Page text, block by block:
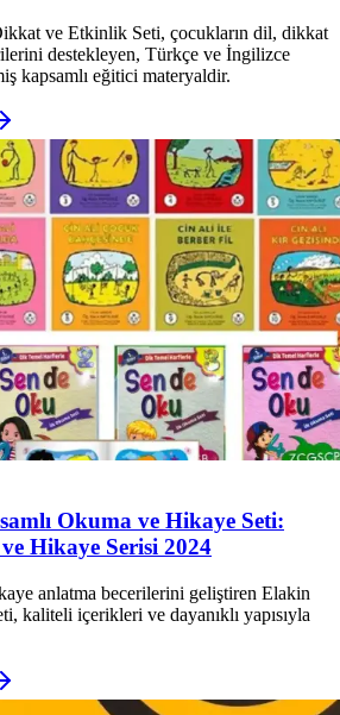
ve Etkinlik Seti, çocukların dil, dikkat
destekleyen, Türkçe ve İngilizce
kapsamlı eğitici materyaldir.
Okuma ve Hikaye Seti:
Hikaye Serisi 2024
anlatma becerilerini geliştiren Elakin
kaliteli içerikleri ve dayanıklı yapısıyla